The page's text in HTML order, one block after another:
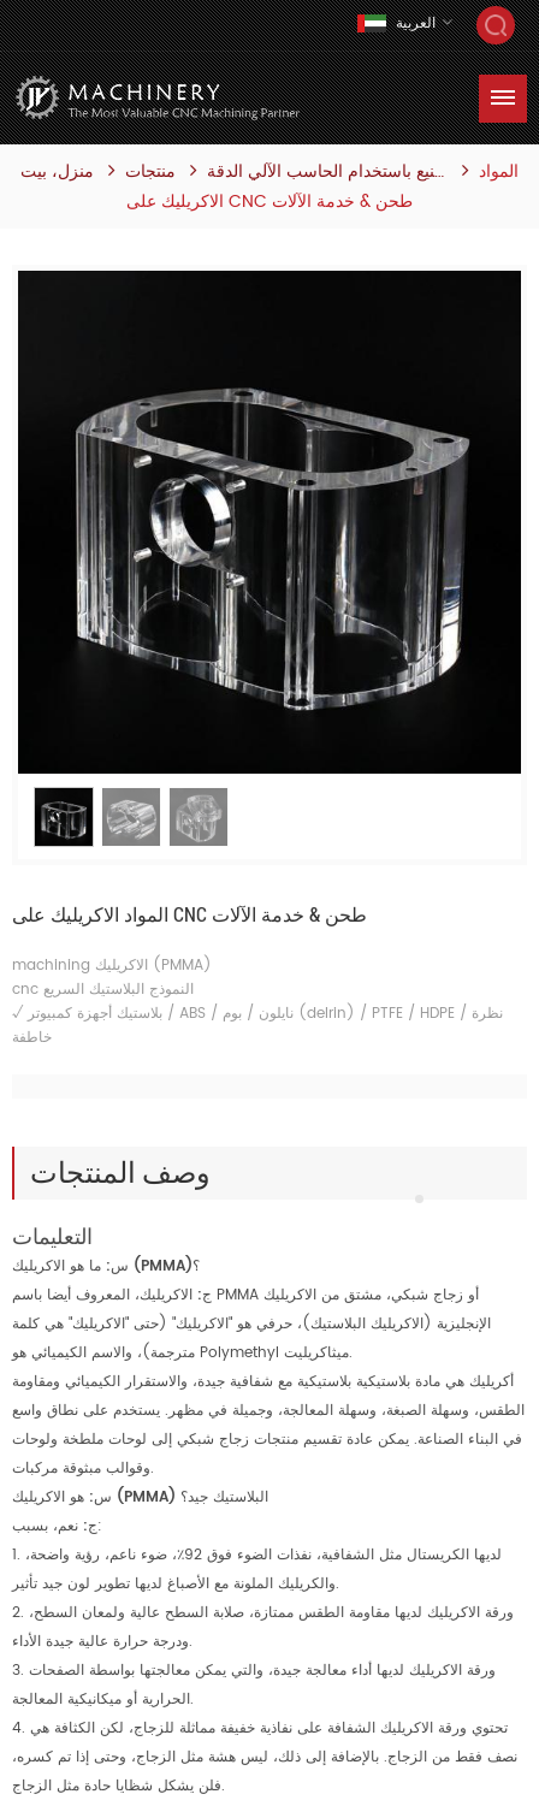
العربية
منزل، بيت منتجات التصنيع باستخدام الحاسب الآلي الدقة
المواد
الاكريليك على CNC طحن & خدمة الآلات
المواد الاكريليك على CNC طحن & خدمة الآلات
machining الاكريليك (PMMA)
cnc النموذج البلاستيك السريع
√ بلاستيك أجهزة كمبيوتر / ABS / نايلون / بوم (delrin) / PTFE / HDPE / نظرة
خاطفة
وصف المنتجات
التعليمات
س: ما هو الاكريليك (PMMA)؟
ج: الاكريليك، المعروف أيضا باسم PMMA أو زجاج شبكي، مشتق من الاكريليك
الإنجليزية (الاكريليك البلاستيك)، حرفي هو "الاكريليك" (حتى "الاكريليك" هي كلمة
مترجمة)، والاسم الكيميائي هو Polymethyl ميثاكريليت.
أكريليك هي مادة بلاستيكية بلاستيكية مع شفافية جيدة، والاستقرار الكيميائي ومقاومة
الطقس، وسهلة الصبغة، وسهلة المعالجة، وجميلة في مظهر. يستخدم على نطاق واسع
في البناء الصناعة. يمكن عادة تقسيم منتجات زجاج شبكي إلى لوحات ملطخة ولوحات
وقوالب مبثوقة مركبات.
س: هو الاكريليك (PMMA) البلاستيك جيد؟
ج:نعم، بسبب:
1. لديها الكريستال مثل الشفافية، نفذات الضوء فوق 92٪، ضوء ناعم، رؤية واضحة،
والكريليك الملونة مع الأصباغ لديها تطوير لون جيد تأثير.
2. ورقة الاكريليك لديها مقاومة الطقس ممتازة، صلابة السطح عالية ولمعان السطح،
ودرجة حرارة عالية جيدة الأداء.
3. ورقة الاكريليك لديها أداء معالجة جيدة، والتي يمكن معالجتها بواسطة الصفحات
الحرارية أو ميكانيكية المعالجة.
4. تحتوي ورقة الاكريليك الشفافة على نفاذية خفيفة مماثلة للزجاج، لكن الكثافة هي
نصف فقط من الزجاج. بالإضافة إلى ذلك، ليس هشة مثل الزجاج، وحتى إذا تم كسره،
فلن يشكل شظايا حادة مثل الزجاج.